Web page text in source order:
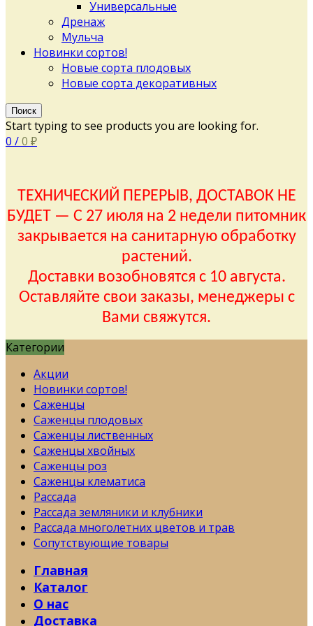
Универсальные
Дренаж
Мульча
Новинки сортов!
Новые сорта плодовых
Новые сорта декоративных
Поиск
Start typing to see products you are looking for.
0 /0 ₽
ТЕХНИЧЕСКИЙ ПЕРЕРЫВ, ДОСТАВОК НЕ
БУДЕТ — С 27 июля на 2 недели питомник
закрывается на санитарную обработку
растений.
Доставки возобновятся с 10 августа.
Оставляйте свои заказы, менеджеры с
Вами свяжутся.
Категории
Акции
Новинки сортов!
Саженцы
Саженцы плодовых
Саженцы лиственных
Саженцы хвойных
Саженцы роз
Саженцы клематиса
Рассада
Рассада земляники и клубники
Рассада многолетних цветов и трав
Сопутствующие товары
Главная
Каталог
О нас
Доставка